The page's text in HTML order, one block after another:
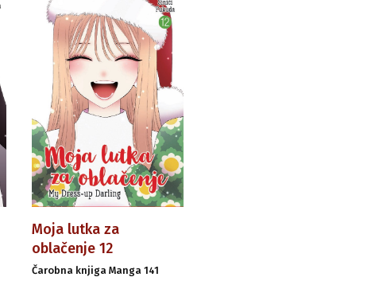
Moja lutka za
oblačenje 12
Čarobna knjiga Manga 141